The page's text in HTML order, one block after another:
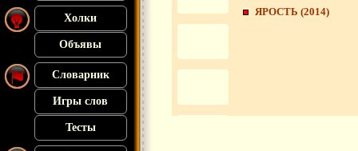
Холки
Объявы
Словарник
Игры слов
Тесты
ЯРОСТЬ (2014)